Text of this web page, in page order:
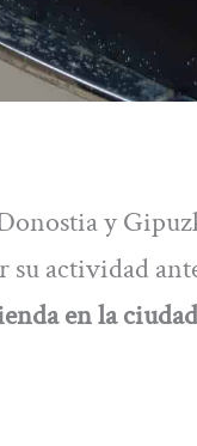
y
actividad
en la